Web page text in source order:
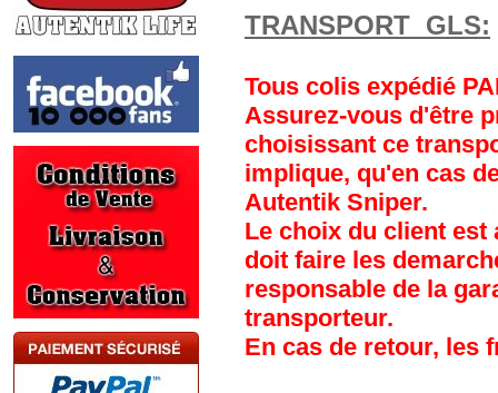
TRANSPORT GLS:
Tous colis expédié
Assurez-vous d'être
choisissant ce
implique, qu'en cas
Autentik Sniper.
Le choix du client est
doit faire les
responsable de la
transporteur.
En cas de retour, les